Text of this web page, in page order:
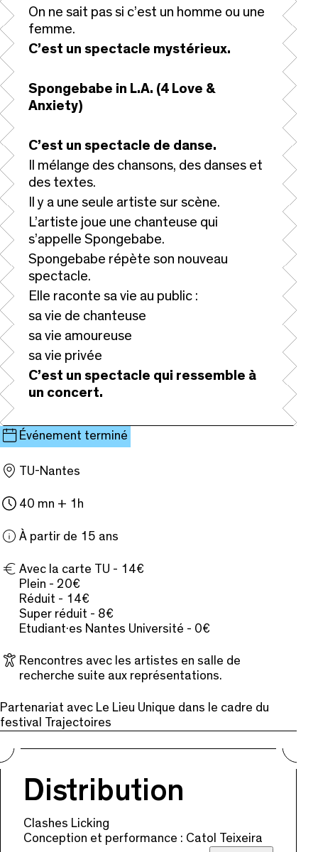
On ne sait pas si c’est un homme ou une
femme.
C’est un spectacle mystérieux.
Spongebabe in L.A. (4 Love &
Anxiety)
C’est un spectacle de danse.
Il mélange des chansons, des danses et
des textes.
Il y a une seule artiste sur scène.
L’artiste joue une chanteuse qui
s’appelle Spongebabe.
Spongebabe répète son nouveau
spectacle.
Elle raconte sa vie au public :
sa vie de chanteuse
sa vie amoureuse
sa vie privée
C’est un spectacle qui ressemble à
un concert.
Événement terminé
TU-Nantes
40 mn + 1h
À partir de 15 ans
Avec la carte TU - 14€
Plein - 20€
Réduit - 14€
Super réduit - 8€
Etudiant·es Nantes Université - 0€
Rencontres avec les artistes en salle de
recherche suite aux représentations.
Partenariat avec Le Lieu Unique dans le cadre du
festival Trajectoires
Distribution
Clashes Licking
Conception et performance : Catol Teixeira